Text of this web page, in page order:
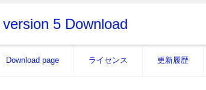
5 Download
Download page ライセンス 更新履歴